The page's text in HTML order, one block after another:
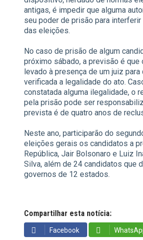
antigas, é impedir que alguma
seu poder de prisão para
das eleições.
No caso de prisão de algum
próximo sábado, a previsão é que
levado à presença de um juiz para
verificada a legalidade do ato.
constatada alguma ilegalidade, o
pela prisão pode ser
prevista é de quatro anos de
Neste ano, participarão do
eleições gerais os candidatos a
República, Jair Bolsonaro e Luiz
Silva, além de 24 candidatos que
governos de 12 estados.
Compartilhar esta notícia:
Facebook